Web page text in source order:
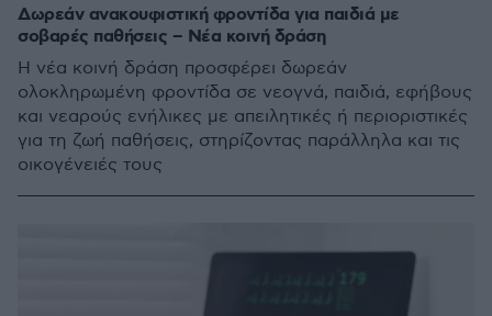
Δωρεάν ανακουφιστική φροντίδα για παιδιά με
σοβαρές παθήσεις – Νέα κοινή δράση
Η νέα κοινή δράση προσφέρει δωρεάν
ολοκληρωμένη φροντίδα σε νεογνά, παιδιά, εφήβους
και νεαρούς ενήλικες με απειλητικές ή περιοριστικές
για τη ζωή παθήσεις, στηρίζοντας παράλληλα και τις
οικογένειές τους